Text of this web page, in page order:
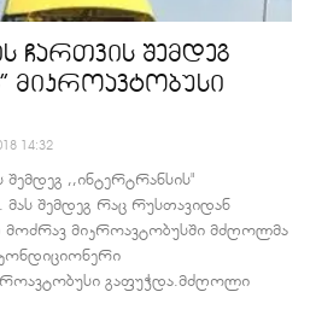
ჩართვის შემდეგ
მიკროავტობუსი
14:32
,,ინტერტრანსის"
შემდეგ რაც რუსთავიდან
მიკროავტობუსში მძღოლმა
გაფუჭდა.მძღოლი